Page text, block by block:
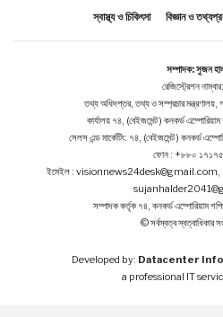
স্বাস্থ্য ও চিকিৎসা
বিজ্ঞান ও
সম্পাদক: সুজন
রেজিস্ট্রেশন
তথ্য অধিদপ্তর, তথ্য ও সম্প্রচার মন্ত্রণালয়,
কার্যালয় ৭৪, (বেইজমেন্ট ) কনকর্ড
সেলস এন্ড মার্কেটিং: ৭৪, (বেইজমেন্ট ) কনকর্ড
ফোন : +৮৮০
ইমেইল :
সম্পাদক কর্তৃক ৭৪, কনকর্ড এম্পোরিয়াম
© সর্বস্বত্ব স্বত্বাধিকার
Developed by: Datacenter
a professional IT